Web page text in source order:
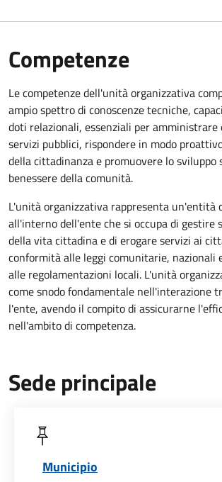
Competenze
Le competenze dell'unità organizzativa
ampio spettro di conoscenze tecniche,
doti relazionali, essenziali per amministrare
servizi pubblici, rispondere in modo
della cittadinanza e promuovere lo sviluppo
benessere della comunità.
L'unità organizzativa rappresenta un'entità
all'interno dell'ente che si occupa di gestire
della vita cittadina e di erogare servizi ai
conformità alle leggi comunitarie, nazionali
alle regolamentazioni locali. L'unità
come snodo fondamentale nell'interazione
l'ente, avendo il compito di assicurarne
nell'ambito di competenza.
Sede principale
Municipio